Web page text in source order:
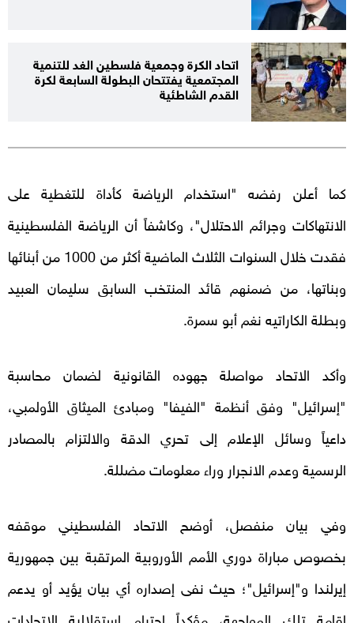
اتحاد الكرة وجمعية فلسطين الغد للتنمية
المجتمعية يفتتحان البطولة السابعة لكرة
القدم الشاطئية
كما أعلن رفضه "استخدام الرياضة كأداة للتغطية على
الانتهاكات وجرائم الاحتلال"، وكاشفاً أن الرياضة الفلسطينية
فقدت خلال السنوات الثلاث الماضية أكثر من 1000 من أبنائها
وبناتها، من ضمنهم قائد المنتخب السابق سليمان العبيد
وبطلة الكاراتيه نغم أبو سمرة.
وأكد الاتحاد مواصلة جهوده القانونية لضمان محاسبة
"إسرائيل" وفق أنظمة "الفيفا" ومبادئ الميثاق الأولمبي،
داعياً وسائل الإعلام إلى تحري الدقة والالتزام بالمصادر
الرسمية وعدم الانجرار وراء معلومات مضللة.
وفي بيان منفصل، أوضح الاتحاد الفلسطيني موقفه
بخصوص مباراة دوري الأمم الأوروبية المرتقبة بين جمهورية
إيرلندا و"إسرائيل"؛ حيث نفى إصداره أي بيان يؤيد أو يدعم
إقامة تلك المواجهة، مؤكداً احترام استقلالية الاتحادات